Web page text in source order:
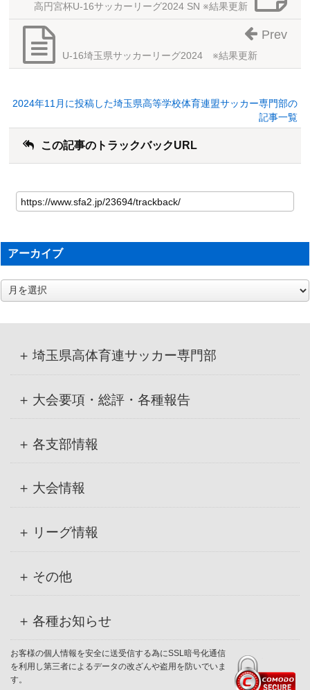
高円宮杯U-16サッカーリーグ2024 SN ※結果更新
U-16埼玉県サッカーリーグ2024 ※結果更新
Prev
2024年11月に投稿した埼玉県高等学校体育連盟サッカー専門部の
記事一覧
この記事のトラックバックURL
アーカイブ
ア
ー
埼玉県高体育連サッカー専門部
大会要項・総評・各種報告
各支部情報
大会情報
リーグ情報
その他
各種お知らせ
お客様の個人情報を安全に送受信する為にSSL暗号化通信
を利用し第三者によるデータの改ざんや盗用を防いでいま
す。